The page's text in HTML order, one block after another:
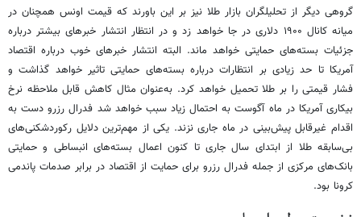
گروهی دیگر از تحلیلگران بازار طلا نیز بر این باورند که قیمت اونس همچنان در
میانه کانال ۱۹۰۰ دلاری در جا خواهد زد و در انتظار انتشار خبرهای بیشتر درباره
جزئیات بسته‌های حمایتی خواهد ماند. البته انتشار خبرهای خوب درباره اقتصاد
آمریکا تا حد زیادی بر انتظارات درباره بسته‌های حمایتی تاثیر خواهد گذاشت و
فشار قیمتی را بر طلا تحمیل خواهد کرد. به‌عنوان مثال کاهش قابل ملاحظه نرخ
بیکاری آمریکا در ماه آگوست به احتمال زیاد سبب خواهد شد فدرال رزرو دست به
اقدام غیرقابل پیش‌بینی در ماه جاری نزند. یکی از مهم‌ترین دلایل رکوردشکنی‌های
بی‌سابقه طلا از ابتدای سال جاری تا کنون اعمال بسته‌های انبساطی و حمایتی
بانک‌های مرکزی از جمله فدرال رزرو برای حمایت از اقتصاد در برابر صدمات پاندمی
کرونا بود.